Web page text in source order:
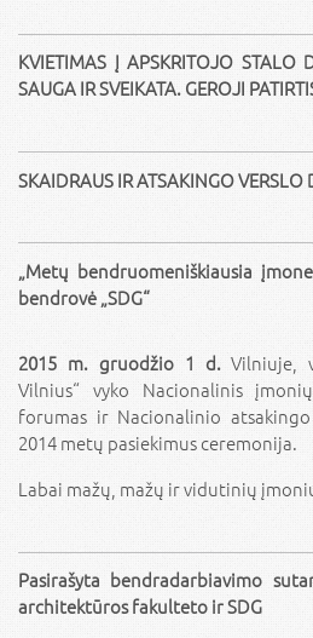
KVIETIMAS Į APSKRITOJO STALO
SAUGA IR SVEIKATA. GEROJI
SKAIDRAUS IR ATSAKINGO VERSLO
„Metų bendruomeniškiausia
bendrovė „SDG“
2015 m. gruodžio 1 d.Vilniuje,
Vilnius“ vyko Nacionalinis
forumas ir Nacionalinio
2014 metų pasiekimus ceremonija.
Labai mažų, mažų ir vidutinių
Pasirašyta bendradarbiavimo
architektūros fakulteto ir SDG